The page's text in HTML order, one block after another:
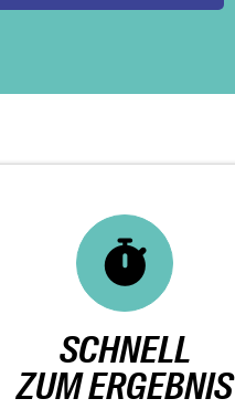
SCHNELL
ZUM ERGEBNIS